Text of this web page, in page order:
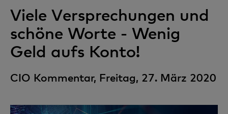
Viele Versprechungen und
schöne Worte - Wenig
Geld aufs Konto!
CIO Kommentar, Freitag, 27. März 2020